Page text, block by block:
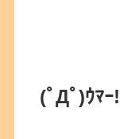
(ﾟДﾟ)ｳﾏｰ!